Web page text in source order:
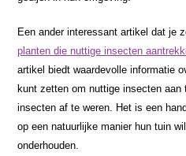
Een ander interessant artikel dat je
planten die nuttige insecten
artikel biedt waardevolle informatie
kunt zetten om nuttige insecten
insecten af te weren. Het is een
op een natuurlijke manier hun tuin
onderhouden.